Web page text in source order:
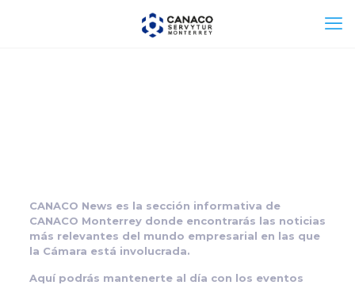
CANACO News es la sección informativa de
CANACO Monterrey donde encontrarás las noticias
más relevantes del mundo empresarial en las que
la Cámara está involucrada.
Aquí podrás mantenerte al día con los eventos